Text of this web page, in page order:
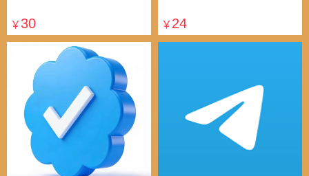
￥ 30 ￥ 24